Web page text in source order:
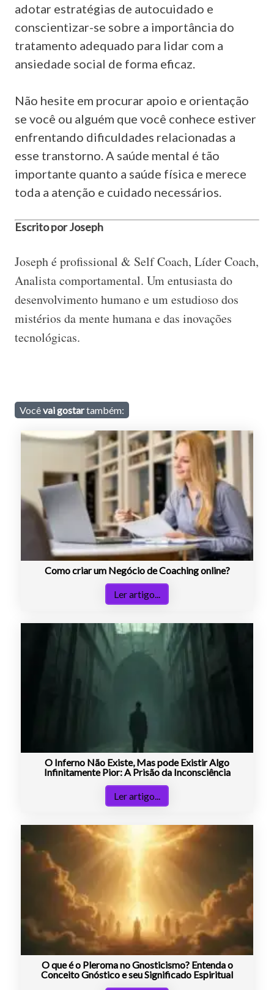
adotar estratégias de autocuidado e
conscientizar-se sobre a importância do
tratamento adequado para lidar com a
ansiedade social de forma eficaz.
Não hesite em procurar apoio e orientação
se você ou alguém que você conhece estiver
enfrentando dificuldades relacionadas a
esse transtorno. A saúde mental é tão
importante quanto a saúde física e merece
toda a atenção e cuidado necessários.
Escrito por Joseph
Joseph é profissional & Self Coach, Líder Coach,
Analista comportamental. Um entusiasta do
desenvolvimento humano e um estudioso dos
mistérios da mente humana e das inovações
tecnológicas.
Vocêvai gostartambém:
Como criar um Negócio de Coaching online?
Ler artigo...
O Inferno Não Existe, Mas pode Existir Algo
Infinitamente Pior: A Prisão da Inconsciência
Ler artigo...
O que é o Pleroma no Gnosticismo? Entenda o
Conceito Gnóstico e seu Significado Espiritual